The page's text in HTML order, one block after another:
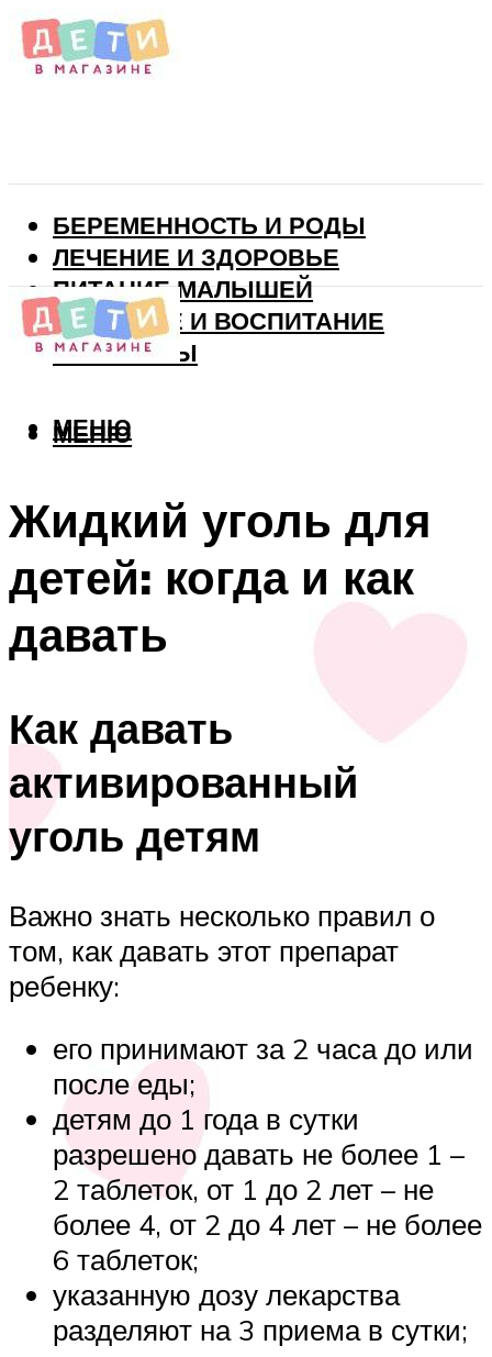
БЕРЕМЕННОСТЬ И РОДЫ
ЛЕЧЕНИЕ И ЗДОРОВЬЕ
ПИТАНИЕ МАЛЫШЕЙ
РАЗВИТИЕ И ВОСПИТАНИЕ
ВИТАМИНЫ
МЕНЮ
МЕНЮ
Жидкий уголь для
детей: когда и как
давать
Как давать
активированный
уголь детям
Важно знать несколько правил о
том, как давать этот препарат
ребенку:
его принимают за 2 часа до или
после еды;
детям до 1 года в сутки
разрешено давать не более 1 –
2 таблеток, от 1 до 2 лет – не
более 4, от 2 до 4 лет – не более
6 таблеток;
указанную дозу лекарства
разделяют на 3 приема в сутки;